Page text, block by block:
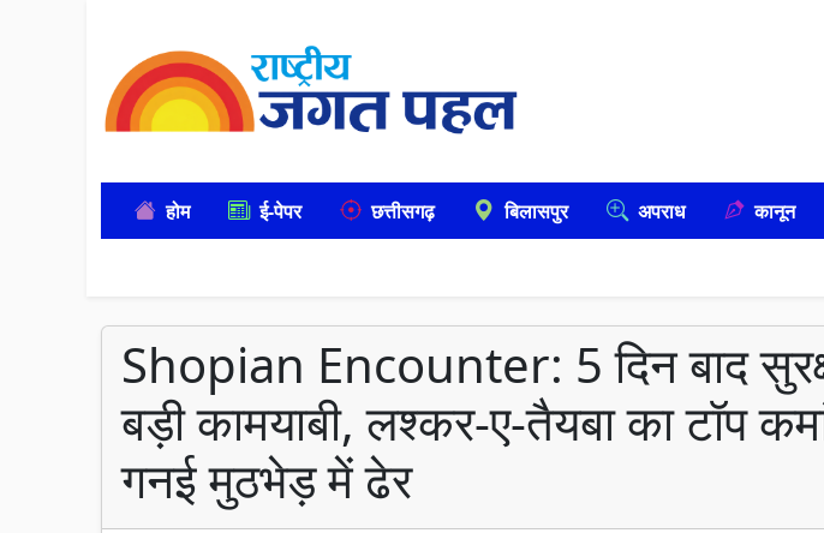
होम ई-पेपर छत्तीसगढ़ बिलासपुर अपराध कानून
Shopian Encounter: 5 दिन बाद
बड़ी कामयाबी, लश्कर-ए-तैयबा का टॉप
गनई मुठभेड़ में ढेर